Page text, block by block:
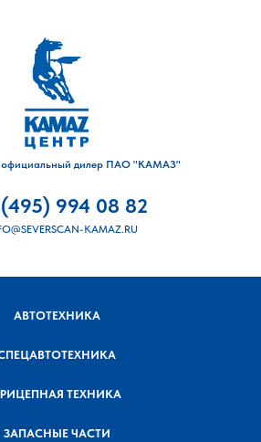
дилер ПАО "КАМАЗ"
(495) 994 08 82
KAMAZ.RU
АВТОТЕХНИКА
ТЕХНИКА
ЗАПАСНЫЕ ЧАСТИ